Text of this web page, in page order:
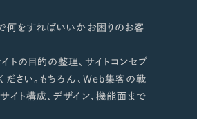
何をすればいいかお困りのお客
トの目的の整理、サイトコンセプ
ださい。もちろん、Web集客の戦
イト構成、デザイン、機能面まで